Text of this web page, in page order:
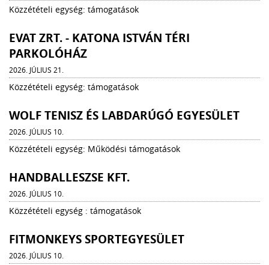
Közzétételi egység: támogatások
EVAT ZRT. - KATONA ISTVÁN TÉRI
PARKOLÓHÁZ
2026. JÚLIUS 21.
Közzétételi egység: támogatások
WOLF TENISZ ÉS LABDARÚGÓ EGYESÜLET
2026. JÚLIUS 10.
Közzétételi egység: Működési támogatások
HANDBALLESZSE KFT.
2026. JÚLIUS 10.
Közzétételi egység : támogatások
FITMONKEYS SPORTEGYESÜLET
2026. JÚLIUS 10.